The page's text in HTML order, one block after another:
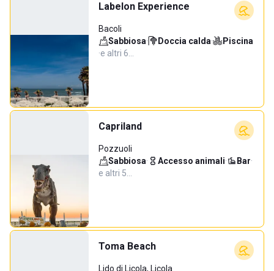
Labelon Experience
Bacoli
Sabbiosa· Doccia calda·
Piscina
·e altri 6…
Capriland
Pozzuoli
Sabbiosa· Accesso animali· Bar·
e altri 5…
Toma Beach
Lido di Licola, Licola